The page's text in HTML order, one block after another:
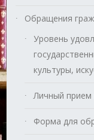
Обращения
Уровень
культуры,
Личный прием
Форма для